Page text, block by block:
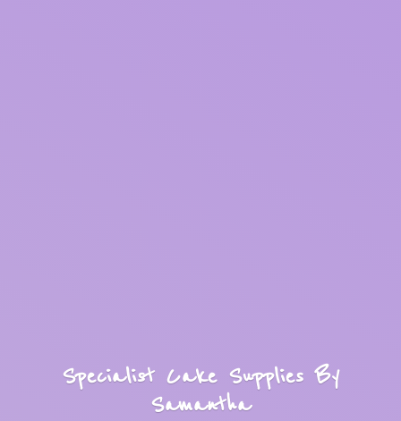
Specialist Cake SuppliesBy
Samantha